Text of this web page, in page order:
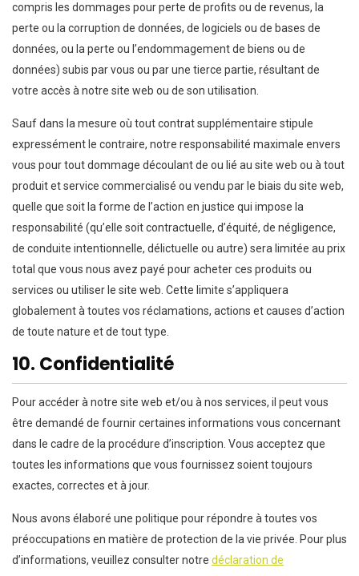
compris les dommages pour perte de profits ou de revenus, la
perte ou la corruption de données, de logiciels ou de bases de
données, ou la perte ou l’endommagement de biens ou de
données) subis par vous ou par une tierce partie, résultant de
votre accès à notre site web ou de son utilisation.
Sauf dans la mesure où tout contrat supplémentaire stipule
expressément le contraire, notre responsabilité maximale envers
vous pour tout dommage découlant de ou lié au site web ou à tout
produit et service commercialisé ou vendu par le biais du site web,
quelle que soit la forme de l’action en justice qui impose la
responsabilité (qu’elle soit contractuelle, d’équité, de négligence,
de conduite intentionnelle, délictuelle ou autre) sera limitée au prix
total que vous nous avez payé pour acheter ces produits ou
services ou utiliser le site web. Cette limite s’appliquera
globalement à toutes vos réclamations, actions et causes d’action
de toute nature et de tout type.
10. Confidentialité
Pour accéder à notre site web et/ou à nos services, il peut vous
être demandé de fournir certaines informations vous concernant
dans le cadre de la procédure d’inscription. Vous acceptez que
toutes les informations que vous fournissez soient toujours
exactes, correctes et à jour.
Nous avons élaboré une politique pour répondre à toutes vos
préoccupations en matière de protection de la vie privée. Pour plus
d’informations, veuillez consulter notre déclaration de